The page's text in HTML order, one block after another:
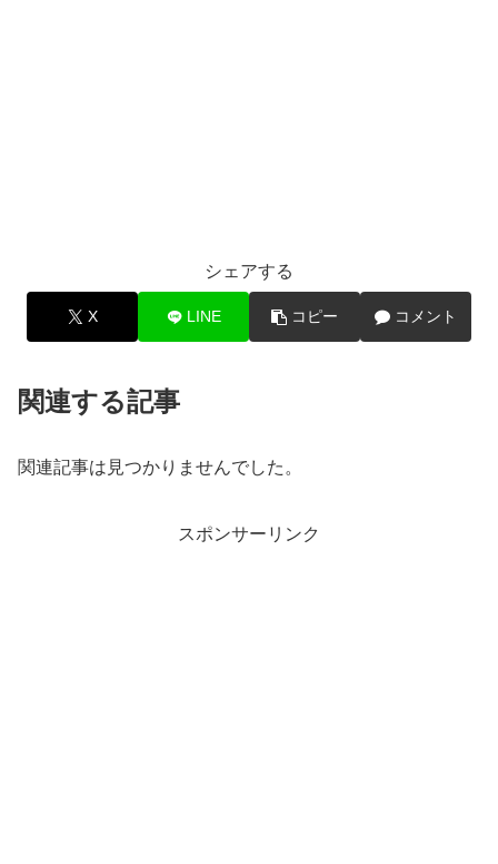
シェアする
X LINE コピー コメント
関連する記事
関連記事は見つかりませんでした。
スポンサーリンク